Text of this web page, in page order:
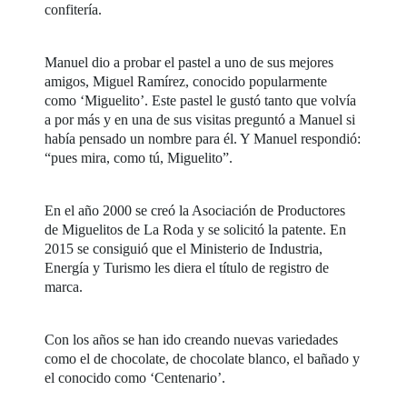
confitería.
Manuel dio a probar el pastel a uno de sus mejores
amigos, Miguel Ramírez, conocido popularmente
como ‘Miguelito’. Este pastel le gustó tanto que volvía
a por más y en una de sus visitas preguntó a Manuel si
había pensado un nombre para él. Y Manuel respondió:
“pues mira, como tú, Miguelito”.
En el año 2000 se creó la Asociación de Productores
de Miguelitos de La Roda y se solicitó la patente. En
2015 se consiguió que el Ministerio de Industria,
Energía y Turismo les diera el título de registro de
marca.
Con los años se han ido creando nuevas variedades
como el de chocolate, de chocolate blanco, el bañado y
el conocido como ‘Centenario’.